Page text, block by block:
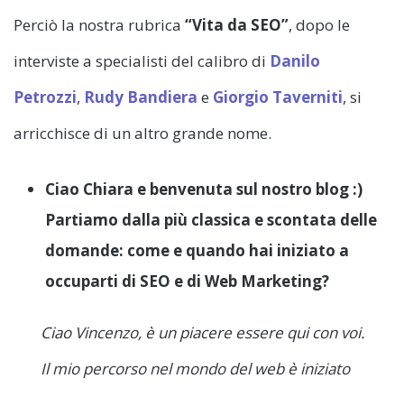
Perciò la nostra rubrica “Vita da SEO”, dopo le
interviste a specialisti del calibro di Danilo
Petrozzi, Rudy Bandiera e Giorgio Taverniti, si
arricchisce di un altro grande nome.
Ciao Chiara e benvenuta sul nostro blog :)
Partiamo dalla più classica e scontata delle
domande: come e quando hai iniziato a
occuparti di SEO e di Web Marketing?
Ciao Vincenzo, è un piacere essere qui con voi.
Il mio percorso nel mondo del web è iniziato